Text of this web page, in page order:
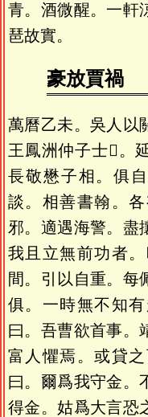
青。酒微醒。一軒
琶故實。
豪放賈禍
萬曆乙未。吳人以
王鳳洲仲子士𩥶。
長敬懋子相。俱
談。相善書翰。
邪。適遇海警。盡
我且立無前功者
間。引以自重。每
俱。一時無不知
曰。吾曹欲首事。
富人懼焉。或貸
曰。爾爲我守金。
得金。姑爲大言恐